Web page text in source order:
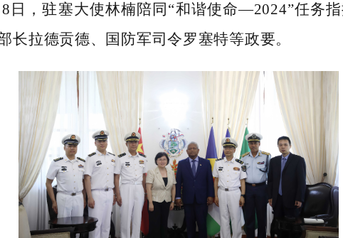
日，驻塞大使林楠陪同“和谐使命—2024”任务
长拉德贡德、国防军司令罗塞特等政要。